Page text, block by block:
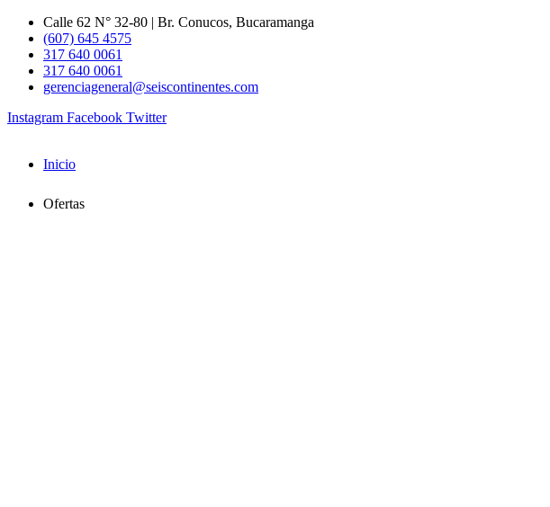
contenido
Calle 62 N° 32-80 | Br. Conucos, Bucaramanga
(607) 645 4575
317 640 0061
317 640 0061
gerenciageneral@seiscontinentes.com
Instagram Facebook Twitter
Inicio
Ofertas